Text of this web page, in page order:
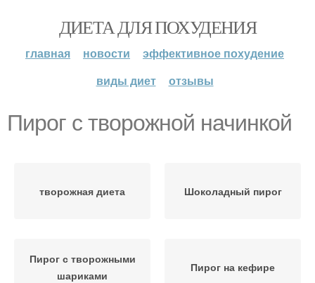
ДИЕТА ДЛЯ ПОХУДЕНИЯ
главная новости
эффективное похудение
виды диет
отзывы
Пирог с творожной начинкой
творожная диета Шоколадный пирог
Пирог с творожными
шариками
Пирог на кефире